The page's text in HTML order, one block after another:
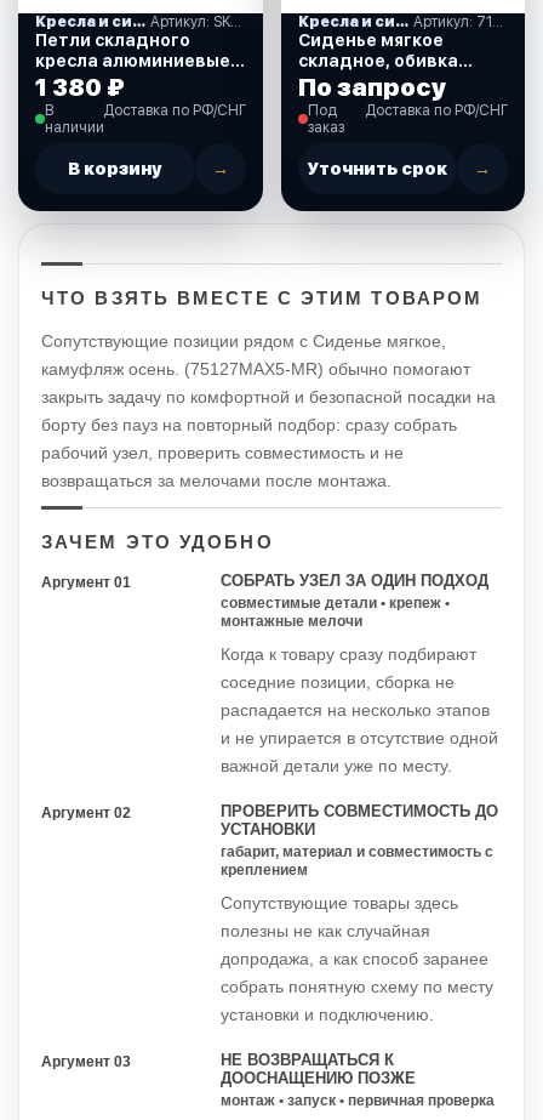
Кресла и сиденья
Петли складного
кресла алюминиевые
черные (SK250)
1 380 ₽
В
наличии
Доставка по РФ/СНГ
В корзину →
Кресла и сиденья
Сиденье мягкое
складное, обивка
винил, цвет серо-
синий, "Круиз"
(710234)
По запросу
Под
заказ
Доставка по РФ/СНГ
Уточнить срок →
ЧТО ВЗЯТЬ ВМЕСТЕ С ЭТИМ ТОВАРОМ
Сопутствующие позиции рядом с Сиденье мягкое,
камуфляж осень. (75127MAX5-MR) обычно помогают
закрыть задачу по комфортной и безопасной посадки на
борту без пауз на повторный подбор: сразу собрать
рабочий узел, проверить совместимость и не
возвращаться за мелочами после монтажа.
ЗАЧЕМ ЭТО УДОБНО
Аргумент 01 СОБРАТЬ УЗЕЛ ЗА ОДИН ПОДХОД
совместимые детали • крепеж •
монтажные мелочи
Когда к товару сразу подбирают
соседние позиции, сборка не
распадается на несколько этапов
и не упирается в отсутствие одной
важной детали уже по месту.
Аргумент 02
ПРОВЕРИТЬ СОВМЕСТИМОСТЬ ДО
УСТАНОВКИ
габарит, материал и совместимость с
креплением
Сопутствующие товары здесь
полезны не как случайная
допродажа, а как способ заранее
собрать понятную схему по месту
установки и подключению.
Аргумент 03
НЕ ВОЗВРАЩАТЬСЯ К
ДООСНАЩЕНИЮ ПОЗЖЕ
монтаж • запуск • первичная проверка